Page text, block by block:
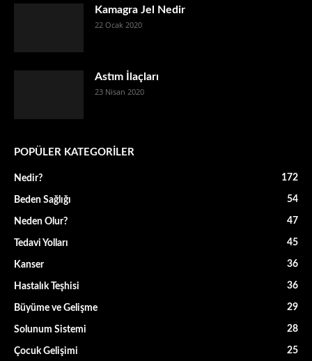
Kamagra Jel Nedir
22 Ocak 2020
Astım İlaçları
23 Nisan 2020
POPÜLER KATEGORİLER
Nedir? 172
Beden Sağlığı 54
Neden Olur? 47
Tedavi Yolları 45
Kanser 36
Hastalık Teşhisi 36
Büyüme ve Gelişme 29
Solunum Sistemi 28
Çocuk Gelişimi 25